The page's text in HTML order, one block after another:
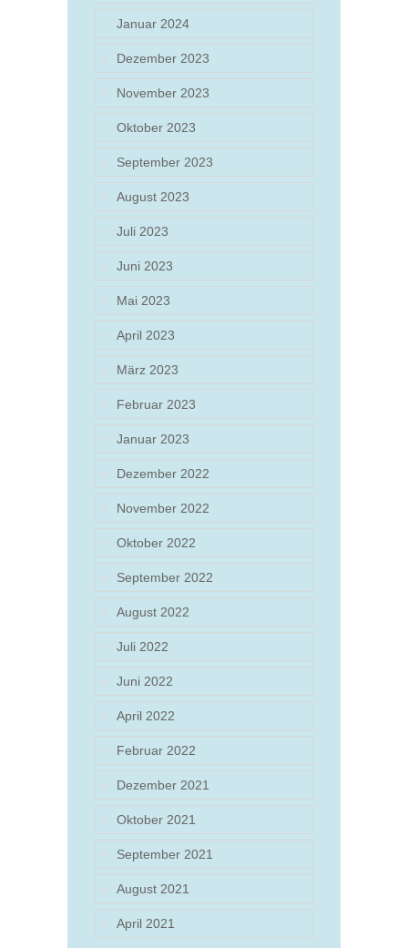
Januar 2024
Dezember 2023
November 2023
Oktober 2023
September 2023
August 2023
Juli 2023
Juni 2023
Mai 2023
April 2023
März 2023
Februar 2023
Januar 2023
Dezember 2022
November 2022
Oktober 2022
September 2022
August 2022
Juli 2022
Juni 2022
April 2022
Februar 2022
Dezember 2021
Oktober 2021
September 2021
August 2021
April 2021